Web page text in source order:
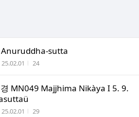
Anuruddha-sutta
작성시간
25.02.01 조회수
24
MN049 Majjhima Nikàya I 5. 9.
작성시간
25.02.01 조회수
29